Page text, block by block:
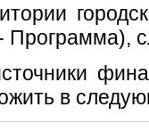
Программа),
в